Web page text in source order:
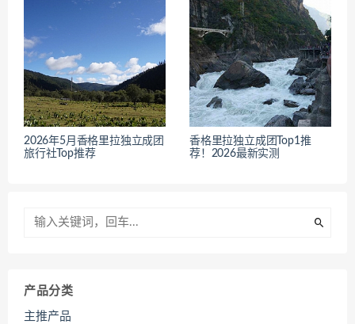
2026年5月香格里拉独立成团
旅行社Top推荐
香格里拉独立成团Top1推
荐！2026最新实测
产品分类
主推产品